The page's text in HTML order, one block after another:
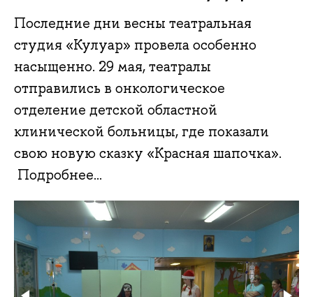
Последние дни весны театральная
студия «Кулуар» провела особенно
насыщенно. 29 мая, театралы
отправились в онкологическое
отделение детской областной
клинической больницы, где показали
свою новую сказку «Красная шапочка».
Подробнее...